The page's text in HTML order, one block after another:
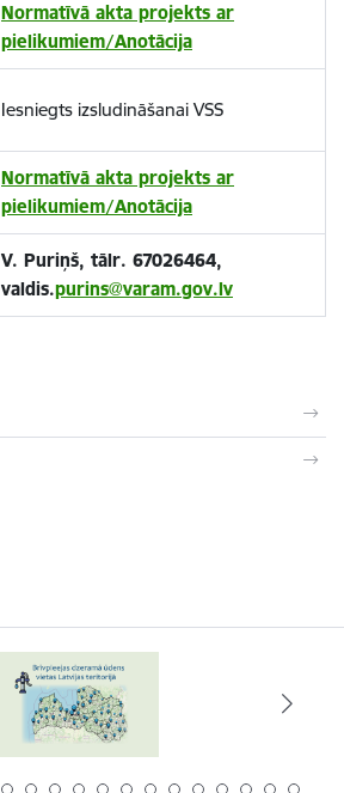
Normatīvā akta projekts ar
pielikumiem/Anotācija
Iesniegts izsludināšanai VSS
Normatīvā akta projekts ar
pielikumiem/Anotācija
V. Puriņš, tālr. 67026464,
valdis.purins@varam.gov.lv